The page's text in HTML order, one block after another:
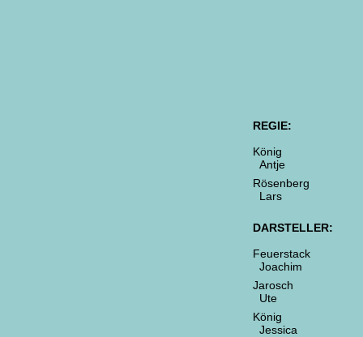
REGIE:
König
Antje
Rösenberg
Lars
DARSTELLER:
Feuerstack
Joachim
Jarosch
Ute
König
Jessica